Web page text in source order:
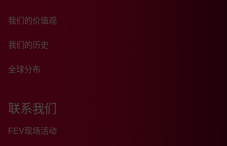
我们的价值观
我们的历史
全球分布
联系我们
FEV现场活动